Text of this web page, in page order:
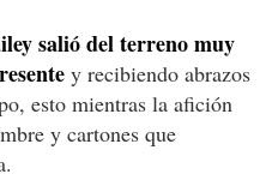
salió del terreno muy
y recibiendo abrazos
esto mientras la afición
y cartones que